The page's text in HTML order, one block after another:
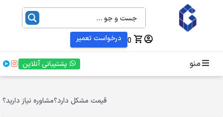
0 درخواست تعمیر
منو پشتیبانی آنلاین
قیمت مشکل دارد؟مشاوره نیاز دارید؟